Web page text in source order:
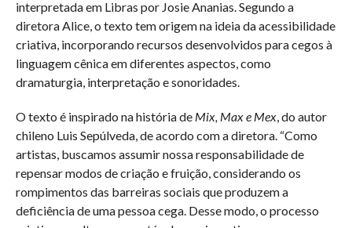
interpretada em Libras por Josie Ananias. Segundo a
diretora Alice, o texto tem origem na ideia da acessibilidade
criativa, incorporando recursos desenvolvidos para cegos à
linguagem cênica em diferentes aspectos, como
dramaturgia, interpretação e sonoridades.
O texto é inspirado na história de Mix, Max e Mex, do autor
chileno Luis Sepúlveda, de acordo com a diretora. “Como
artistas, buscamos assumir nossa responsabilidade de
repensar modos de criação e fruição, considerando os
rompimentos das barreiras sociais que produzem a
deficiência de uma pessoa cega. Desse modo, o processo